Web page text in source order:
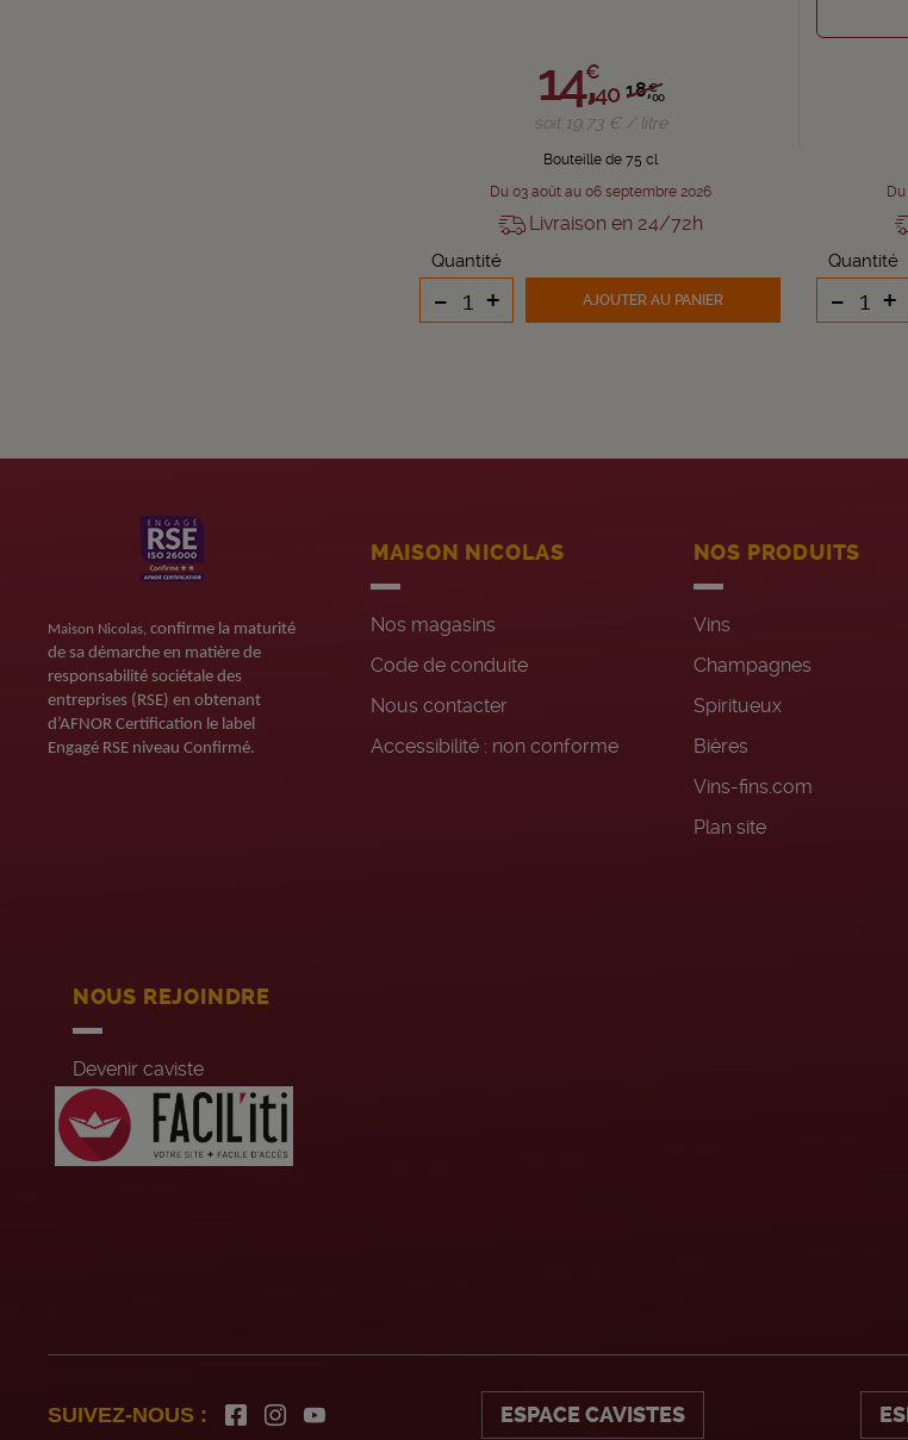
18,€
00
14,€
40
soit 19,73 € / litre
Bouteille de 75 cl
Du 03 août au 06 septembre 2026
Livraison en 24/72h
Quantité
- + AJOUTERAU PANIER
Quantité
- +
Maison Nicolas, confirme la maturité
de sa démarche en matière de
responsabilité sociétale des
entreprises (RSE) en obtenant
d’AFNOR Certification le label
Engagé RSE niveau Confirmé.
MAISON NICOLAS
Nos magasins
Code de conduite
Nous contacter
Accessibilité : non conforme
NOS PRODUITS
Vins
Champagnes
Spiritueux
Bières
Vins-fins.com
Plan site
NOUS REJOINDRE
Devenir caviste
Recrutement siège
Jobs été
ESPACE CAVISTES
SUIVEZ-NOUS :